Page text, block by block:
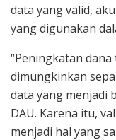
data yang valid,
yang digunakan
“Peningkatan
dimungkinkan
data yang menjadi
DAU. Karena itu,
menjadi hal yang